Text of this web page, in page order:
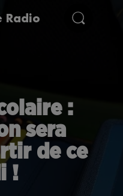
Radio
:
sera
de ce
!